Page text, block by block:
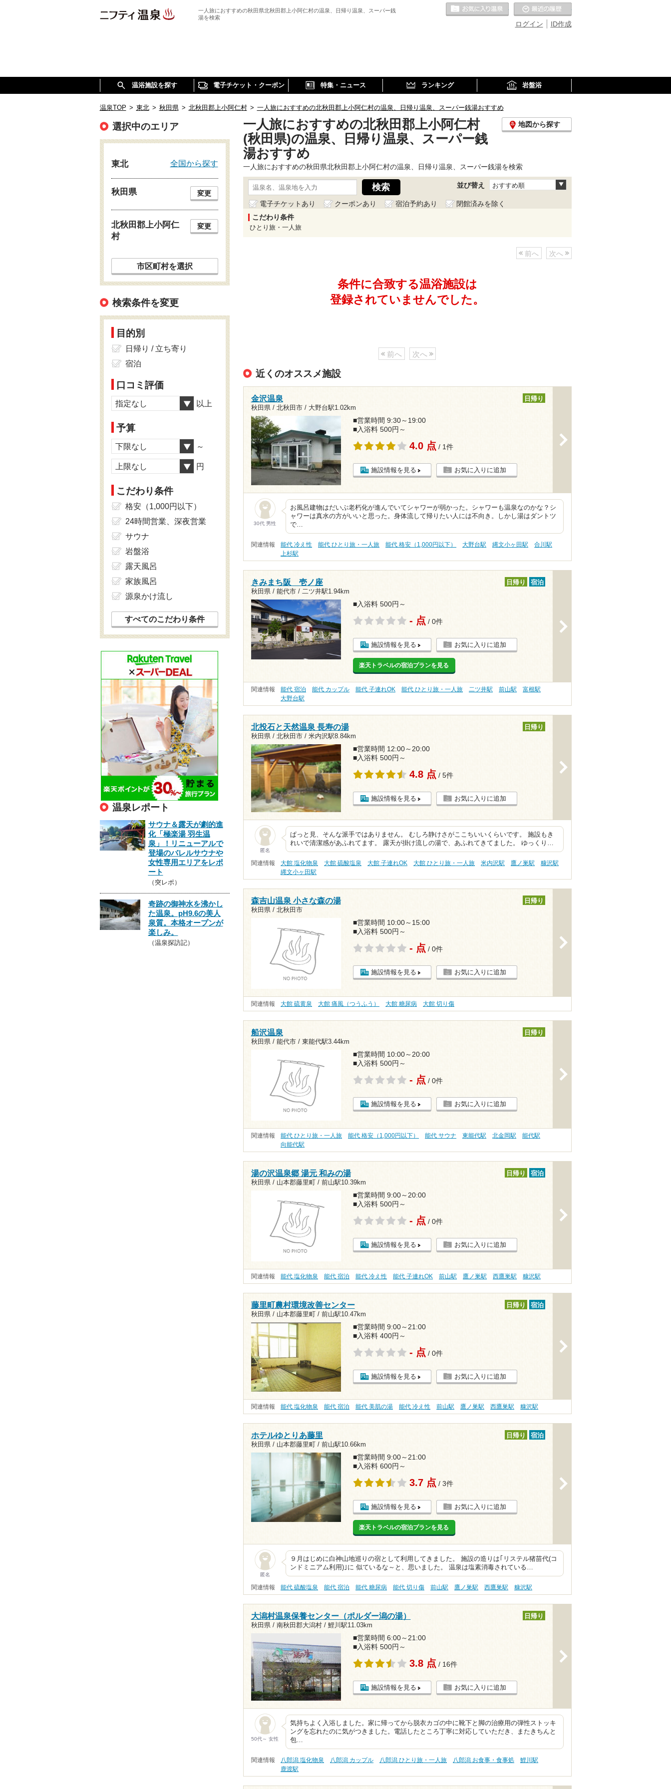
一人旅におすすめの秋田県北秋田郡上小阿仁村の温泉、日帰り温泉、スーパー銭
湯を検索
ID作成
ログイン
お気に入りの温泉
温浴施設を探す 電子チケット・クーポン 特集・ニュース ランキング 岩盤浴
温泉TOP > 東北 > 秋田県 > 北秋田郡上小阿仁村 > 一人旅におすすめの北秋田郡上小阿仁村の温泉、日帰り温泉、スーパー銭湯おすすめ
一人旅におすすめの北秋田郡上小阿仁村
(秋田県)の温泉、日帰り温泉、スーパー銭
湯おすすめ
地図から探す
一人旅におすすめの秋田県北秋田郡上小阿仁村の温泉、日帰り温泉、スーパー銭湯を検索
並び替え おすすめ順
電子チケットあり クーポンあり 宿泊予約あり
閉館済みを除く
こだわり条件
ひとり旅・一人旅
前へ 次へ
条件に合致する温浴施設は
登録されていませんでした。
前へ 次へ
近くのオススメ施設
金沢温泉
秋田県 / 北秋田市 / 大野台駅1.02km
日帰り
■営業時間 9:30～19:00
■入浴料 500円～
4.0 点 / 1件
施設情報を見る お気に入りに追加
30代 男性
お風呂建物はだいぶ老朽化が進んでいてシャワーが弱かった。シャワーも温泉なのかな？シ
ャワーは真水の方がいいと思った。身体流して帰りたい人には不向き。しかし湯はダントツ
で…
関連情報 能代 冷え性 能代 ひとり旅・一人旅 能代 格安（1,000円以下） 大野台駅 縄文小ヶ田駅
合川駅
上杉駅
きみまち阪 壱ノ座
秋田県 / 能代市 / 二ツ井駅1.94km
日帰り 宿泊
■入浴料 500円～
- 点 / 0件
施設情報を見る お気に入りに追加
楽天トラベルの宿泊プランを見る
関連情報 能代 宿泊 能代 カップル 能代 子連れOK 能代 ひとり旅・一人旅 二ツ井駅 前山駅
富根駅
大野台駅
北投石と天然温泉 長寿の湯
秋田県 / 北秋田市 / 米内沢駅8.84km
日帰り
■営業時間 12:00～20:00
■入浴料 500円～
4.8 点 / 5件
施設情報を見る お気に入りに追加
匿名
ぱっと見、そんな派手ではありません。 むしろ静けさがここちいいくらいです。 施設もき
れいで清潔感があふれてます。 露天が掛け流しの湯で、あふれてきてました。 ゆっくり…
関連情報 大館 塩化物泉 大館 硫酸塩泉 大館 子連れOK 大館 ひとり旅・一人旅 米内沢駅 鷹ノ巣駅
糠沢駅
縄文小ヶ田駅
森吉山温泉 小さな森の湯
秋田県 / 北秋田市
日帰り
■営業時間 10:00～15:00
■入浴料 500円～
- 点 / 0件
施設情報を見る お気に入りに追加
関連情報 大館 硫黄泉 大館 痛風（つうふう） 大館 糖尿病 大館 切り傷
船沢温泉
秋田県 / 能代市 / 東能代駅3.44km
日帰り
■営業時間 10:00～20:00
■入浴料 500円～
- 点 / 0件
施設情報を見る お気に入りに追加
関連情報 能代 ひとり旅・一人旅 能代 格安（1,000円以下） 能代 サウナ 東能代駅 北金岡駅
能代駅
向能代駅
湯の沢温泉郷 湯元 和みの湯
秋田県 / 山本郡藤里町 / 前山駅10.39km
日帰り 宿泊
■営業時間 9:00～20:00
■入浴料 500円～
- 点 / 0件
施設情報を見る お気に入りに追加
関連情報 能代 塩化物泉 能代 宿泊 能代 冷え性 能代 子連れOK 前山駅 鷹ノ巣駅 西鷹巣駅 糠沢駅
藤里町農村環境改善センター
秋田県 / 山本郡藤里町 / 前山駅10.47km
日帰り 宿泊
■営業時間 9:00～21:00
■入浴料 400円～
- 点 / 0件
施設情報を見る お気に入りに追加
関連情報 能代 塩化物泉 能代 宿泊 能代 美肌の湯 能代 冷え性 前山駅 鷹ノ巣駅 西鷹巣駅 糠沢駅
ホテルゆとりあ藤里
秋田県 / 山本郡藤里町 / 前山駅10.66km
日帰り 宿泊
■営業時間 9:00～21:00
■入浴料 600円～
3.7 点 / 3件
施設情報を見る お気に入りに追加
楽天トラベルの宿泊プランを見る
匿名
９月はじめに白神山地巡りの宿として利用してきました。 施設の造りは｢リステル猪苗代(コ
ンドミニアム利用)｣に 似ているな～と、思いました。 温泉は塩素消毒されている…
関連情報 能代 硫酸塩泉 能代 宿泊 能代 糖尿病 能代 切り傷 前山駅 鷹ノ巣駅 西鷹巣駅 糠沢駅
大潟村温泉保養センター（ポルダー潟の湯）
秋田県 / 南秋田郡大潟村 / 鯉川駅11.03km
日帰り
■営業時間 6:00～21:00
■入浴料 500円～
3.8 点 / 16件
施設情報を見る お気に入りに追加
50代～ 女性
気持ちよく入浴しました。家に帰ってから脱衣カゴの中に靴下と脚の治療用の弾性ストッキ
ングを忘れたのに気がつきました。電話したところ丁寧に対応していただき、またきちんと
包…
関連情報 八郎潟 塩化物泉 八郎潟 カップル 八郎潟 ひとり旅・一人旅 八郎潟 お食事・食事処
鯉川駅
鹿渡駅
選択中のエリア
東北 全国から探す
秋田県 変更
北秋田郡上小阿仁
村
変更
市区町村を選択
検索条件を変更
目的別
日帰り / 立ち寄り
宿泊
口コミ評価
指定なし 以上
予算
下限なし ～
上限なし 円
こだわり条件
格安（1,000円以下）
24時間営業、深夜営業
サウナ
岩盤浴
露天風呂
家族風呂
源泉かけ流し
すべてのこだわり条件
温泉レポート
サウナ＆露天が劇的進
化「極楽湯 羽生温
泉」！リニューアルで
登場のバレルサウナや
女性専用エリアをレポ
ート
（突レポ）
奇跡の御神水を沸かし
た温泉。pH9.6の美人
泉質。本格オープンが
楽しみ。
（温泉探訪記）